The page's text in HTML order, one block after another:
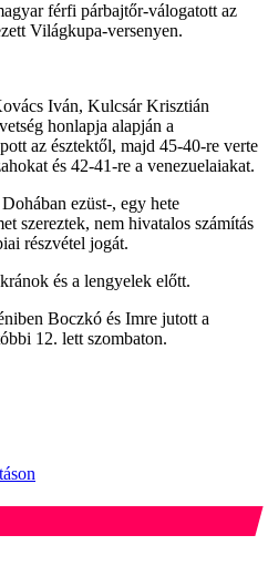
férfi párbajtőr-válogatott az
Világkupa-versenyen.
Iván, Kulcsár Krisztián
honlapja alapján a
az észtektől, majd 45-40-re verte
és 42-41-re a venezuelaiakat.
ezüst-, egy hete
szereztek, nem hivatalos számítás
részvétel jogát.
és a lengyelek előtt.
Boczkó és Imre jutott a
12. lett szombaton.